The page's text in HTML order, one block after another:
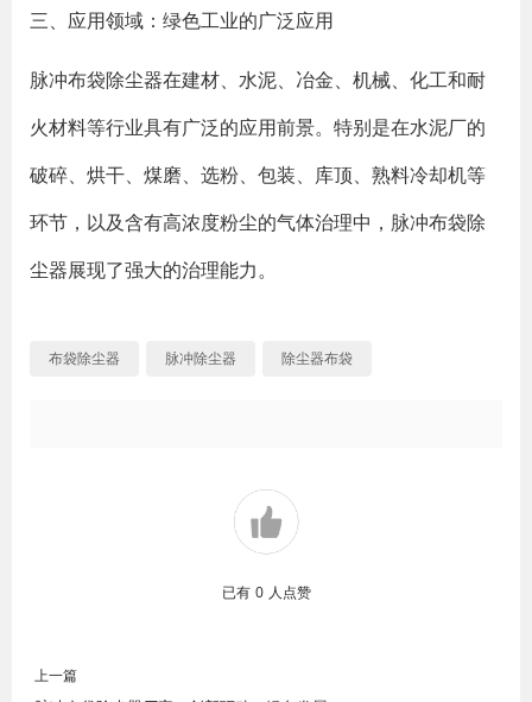
三、应用领域：绿色工业的广泛应用
脉冲布袋除尘器在建材、水泥、冶金、机械、化工和耐
火材料等行业具有广泛的应用前景。特别是在水泥厂的
破碎、烘干、煤磨、选粉、包装、库顶、熟料冷却机等
环节，以及含有高浓度粉尘的气体治理中，脉冲布袋除
尘器展现了强大的治理能力。
布袋除尘器 脉冲除尘器 除尘器布袋
已有 0 人点赞
上一篇